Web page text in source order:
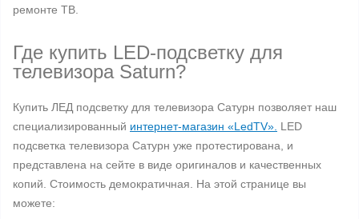
ремонте ТВ.
Где купить LED-подсветку для
телевизора Saturn?
Купить ЛЕД подсветку для телевизора Сатурн позволяет наш
специализированный интернет-магазин «LedTV». LED
подсветка телевизора Сатурн уже протестирована, и
представлена на сейте в виде оригиналов и качественных
копий. Стоимость демократичная. На этой странице вы
можете: